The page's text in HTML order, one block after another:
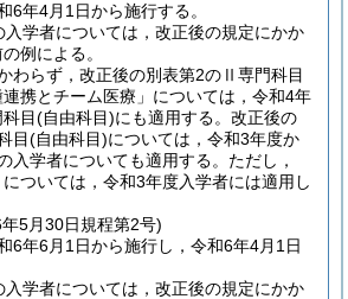
6年4月1日から施行する。
入学者については，改正後の規定にかか
例による。
わらず，改正後の別表第2のⅡ専門科目
携とチーム医療」については，令和4年
目(自由科目)にも適用する。 改正後の
目(自由科目)については，令和3年度か
入学者についても適用する。 ただし，
については，令和3年度入学者には適用し
5月30日規程第2号)
6年6月1日から施行し，令和6年4月1日
入学者については，改正後の規定にかか